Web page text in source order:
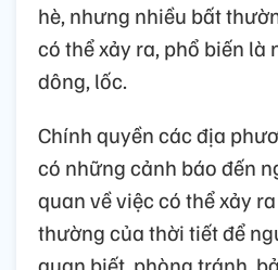
hè, nhưng nhiều bất
có thể xảy ra, phổ biến là
dông, lốc.
Chính quyền các địa
có những cảnh báo đến
quan về việc có thể xảy
thường của thời tiết để